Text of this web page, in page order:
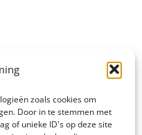
zoals cookies om
Door in te stemmen met
of unieke ID's op deze site